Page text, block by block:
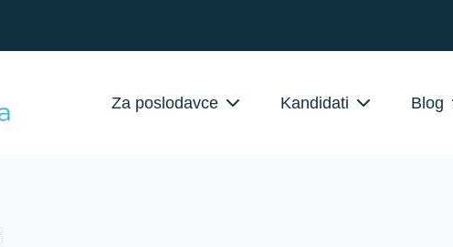
Za poslodavce Kandidati Blog